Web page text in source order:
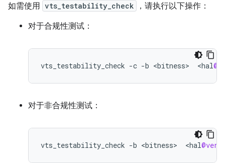
如需使用 vts_testability_check
，请执行以下操作：
对于合规性测试：
vts_testability_check -c -b <bitness> <hal
对于非合规性测试：
vts_testability_check -b <bitness> <hal